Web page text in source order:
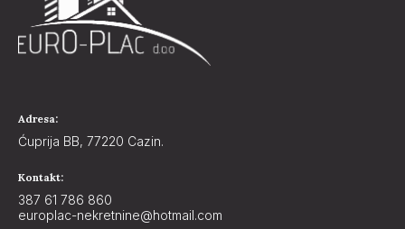
Adresa:
Ćuprija BB, 77220 Cazin.
Kontakt:
387 61 786 860
europlac-nekretnine@hotmail.com